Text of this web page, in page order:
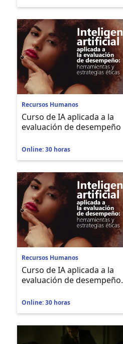
Recursos Humanos
Curso de IA aplicada a la
evaluación de desempeño
Online: 30 horas
Recursos Humanos
Curso de IA aplicada a la
evaluación de desempeño.
Online: 30 horas